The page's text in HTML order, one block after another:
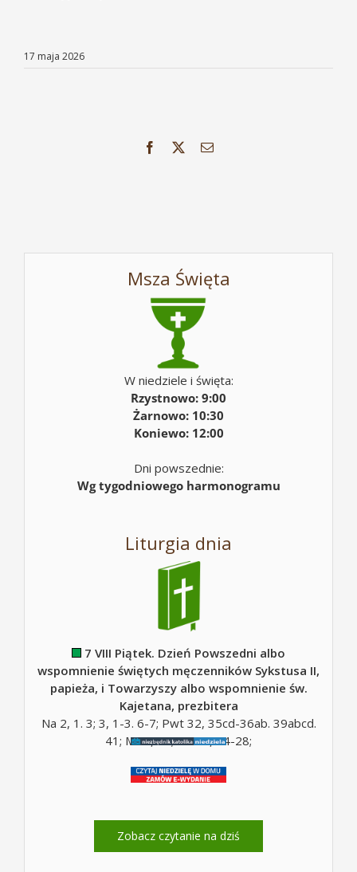
17 maja 2026
Facebook Email
Msza Święta
W niedziele i święta:
Rzystnowo: 9:00
Żarnowo: 10:30
Koniewo: 12:00
Dni powszednie:
Wg tygodniowego harmonogramu
Liturgia dnia
7 VIII Piątek. Dzień Powszedni albo
wspomnienie świętych męczenników Sykstusa II,
papieża, i Towarzyszy albo wspomnienie św.
Kajetana, prezbitera
Na 2, 1. 3; 3, 1-3. 6-7; Pwt 32, 35cd-36ab. 39abcd.
41; Mt 5, 10; Mt 16, 24-28;
Zobacz czytanie na dziś